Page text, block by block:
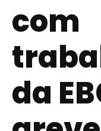
com
da